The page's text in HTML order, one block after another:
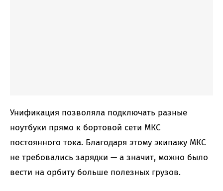
Унификация позволяла подключать разные
ноутбуки прямо к бортовой сети МКС
постоянного тока. Благодаря этому экипажу МКС
не требовались зарядки — а значит, можно было
вести на орбиту больше полезных грузов.